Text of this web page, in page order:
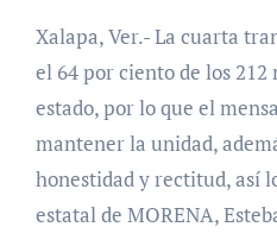
Xalapa, Ver.- La cuarta
el 64 por ciento de los
estado, por lo que el
mantener la unidad,
honestidad y rectitud, así
estatal de MORENA,